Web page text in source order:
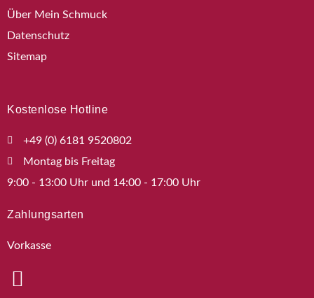
Über Mein Schmuck
Datenschutz
Sitemap
Kostenlose Hotline
+49 (0) 6181 9520802
Montag bis Freitag
9:00 - 13:00 Uhr und 14:00 - 17:00 Uhr
Zahlungsarten
Vorkasse